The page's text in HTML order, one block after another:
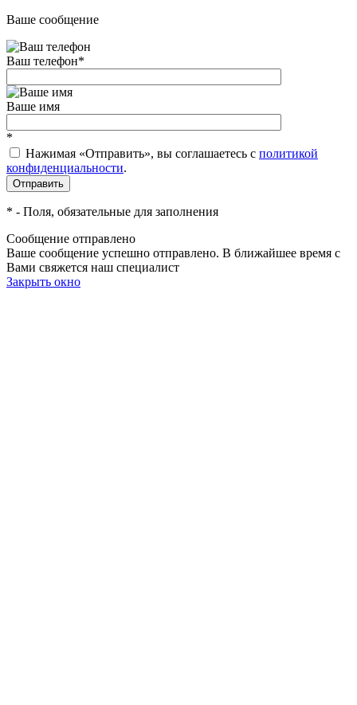
Ваше сообщение
Ваш телефон*
Ваше имя
*
Нажимая «Отправить», вы соглашаетесь c политикой
конфиденциальности.
* - Поля, обязательные для заполнения
Сообщение отправлено
Ваше сообщение успешно отправлено. В ближайшее время с
Вами свяжется наш специалист
Закрыть окно